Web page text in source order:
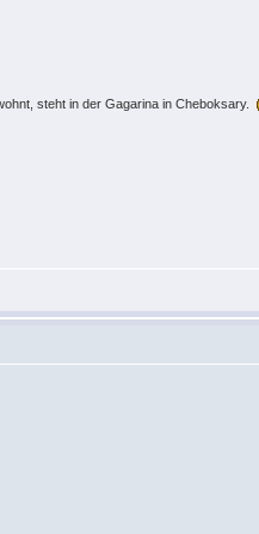
steht in der Gagarina in Cheboksary.